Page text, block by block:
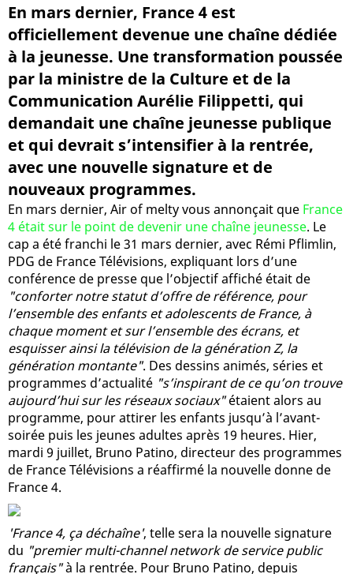
En mars dernier, France 4 est
officiellement devenue une chaîne dédiée
à la jeunesse. Une transformation poussée
par la ministre de la Culture et de la
Communication Aurélie Filippetti, qui
demandait une chaîne jeunesse publique
et qui devrait s’intensifier à la rentrée,
avec une nouvelle signature et de
nouveaux programmes.
En mars dernier, Air of melty vous annonçait que France
4 était sur le point de devenir une chaîne jeunesse. Le
cap a été franchi le 31 mars dernier, avec Rémi Pflimlin,
PDG de France Télévisions, expliquant lors d’une
conférence de presse que l’objectif affiché était de
"conforter notre statut d’offre de référence, pour
l’ensemble des enfants et adolescents de France, à
chaque moment et sur l’ensemble des écrans, et
esquisser ainsi la télévision de la génération Z, la
génération montante". Des dessins animés, séries et
programmes d’actualité "s’inspirant de ce qu’on trouve
aujourd’hui sur les réseaux sociaux"étaient alors au
programme, pour attirer les enfants jusqu’à l’avant-
soirée puis les jeunes adultes après 19 heures. Hier,
mardi 9 juillet, Bruno Patino, directeur des programmes
de France Télévisions a réaffirmé la nouvelle donne de
France 4.
'France 4, ça déchaîne', telle sera la nouvelle signature
du "premier multi-channel network de service public
français"à la rentrée. Pour Bruno Patino, depuis